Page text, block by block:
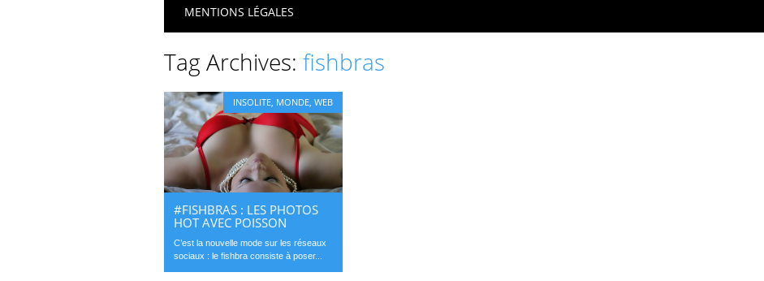
MENTIONS LÉGALES
Tag Archives:fishbras
INSOLITE, MONDE,WEB
#FISHBRAS : LES PHOTOS
HOT AVEC POISSON
C’est la nouvelle mode sur les réseaux
sociaux : le fishbra consiste à poser...